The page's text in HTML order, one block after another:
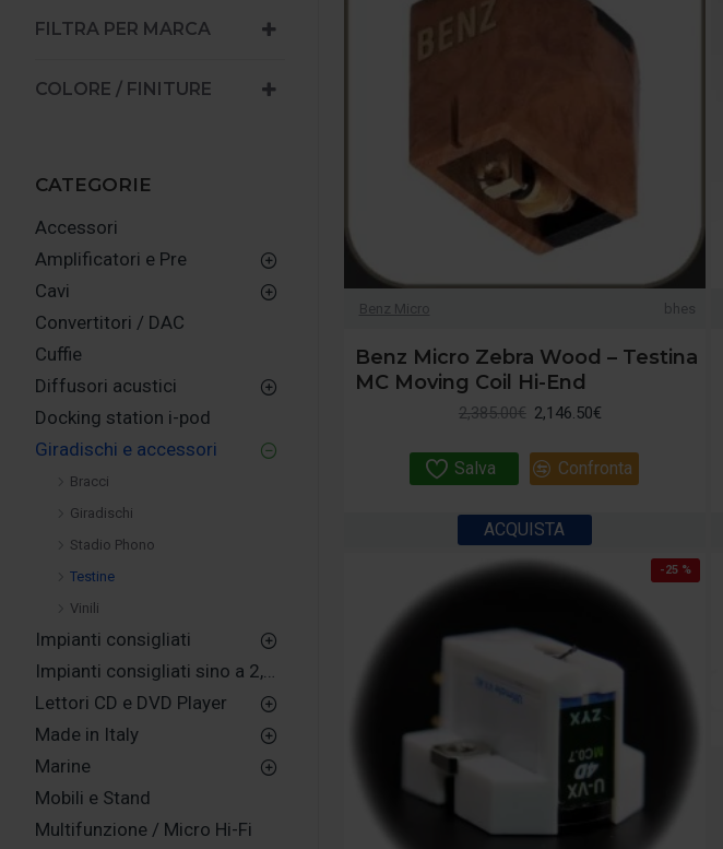
FILTRA PER MARCA
COLORE / FINITURE
CATEGORIE
Accessori
Amplificatori e Pre
Cavi
Convertitori / DAC
Cuffie
Diffusori acustici
Docking station i-pod
Giradischi e accessori
Bracci
Giradischi
Stadio Phono
Testine
Vinili
Impianti consigliati
Impianti consigliati sino a 2,500,00 euro
Lettori CD e DVD Player
Made in Italy
Marine
Mobili e Stand
Multifunzione / Micro Hi-Fi
Benz Micro bhes
Benz Micro Zebra Wood – Testina
MC Moving Coil Hi-End
2,146.50€
2,385.00€
Salva Confronta
ACQUISTA
-25 %